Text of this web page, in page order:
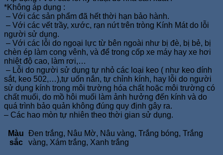
*Không áp dụng :
– Với các sản phẩm đã hết thời hạn bảo hành.
– Với các vết trầy, xước, rạn nứt trên tròng Kính Mát do lỗi
người sử dụng.
– Với các lỗi do ngoại lực từ bên ngoài như bị đè, bị bẻ, bị
chèn ép làm cong vênh, và để trong cốp xe máy hay xe hơi
nhiệt độ cao, làm rơi,…
– Lỗi do người sử dụng tự nhỏ các loại keo ( như keo dính
sắt, keo 502,…),tự uốn nắn, tự chỉnh kính, hay lỗi do người
sử dụng kính trong môi trường hóa chất hoặc môi trường có
chất muối, do mồ hôi muối làm ảnh hưởng đến kính và do
quá trình bảo quản không đúng quy định gây ra.
– Các hao mòn tự nhiên theo thời gian sử dụng.
Màu
sắc
Đen trắng, Nâu Mờ, Nâu vàng, Trắng bóng, Trắng
vàng, Xám trắng, Xanh trắng